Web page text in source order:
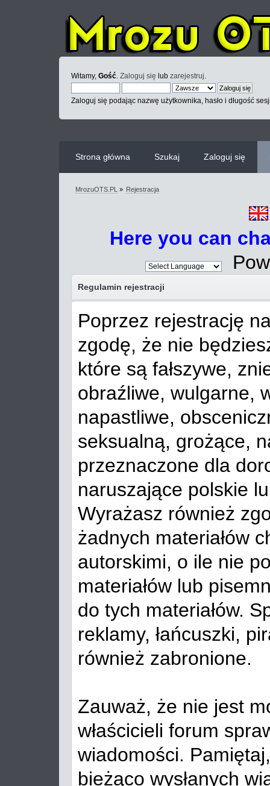
Witamy, Gość Zaloguj się lub zarejestruj
Zaloguj się podając nazwę użytkownika, hasło i długość
Strona główna Szukaj Zaloguj się
MrozuOTS.PL » Rejestracja
Here you can
Regulamin rejestracji
Poprzez rejestrację
zgodę, że nie
które są fałszywe,
obraźliwe, wulgarne,
napastliwe,
seksualną, grożące,
przeznaczone dla
naruszające polskie
Wyrażasz również
żadnych materiałów
autorskimi, o ile nie
materiałów lub
do tych materiałów.
reklamy, łańcuszki,
również zabronione.
Zauważ, że nie jest
właścicieli forum
wiadomości.
bieżąco wysłanych